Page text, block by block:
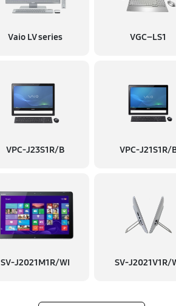
Vaio LV series VGC–LS1
VPC-J23S1R/B VPC-J21S1R/
SV-J2021M1R/WI SV-J2021V1R/